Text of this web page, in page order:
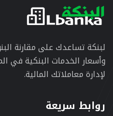
لبنكة تساعدك على مقارنة
وأسعار الخدمات البنكية في
لإدارة معاملاتك المالية.
روابط سريعة